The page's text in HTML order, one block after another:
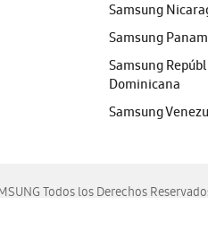
Samsung
Samsung
Samsung
Dominicana
Samsung
Todos los Derechos